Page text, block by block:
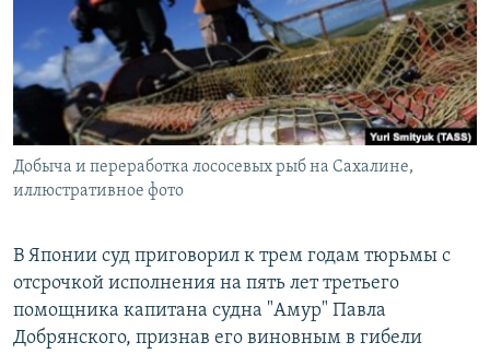
РАСПИСАНИЕ ВЕЩАНИЯ
ПОДПИШИТЕСЬ НА РАССЫЛКУ
СОЦИАЛЬНЫЕ СЕТИ
Все сайты РСЕ/РС
Добыча и переработка лососевых рыб на Сахалине,
иллюстративное фото
В Японии суд приговорил к трем годам тюрьмы с
отсрочкой исполнения на пять лет третьего
помощника капитана судна "Амур" Павла
Добрянского, признав его виновным в гибели